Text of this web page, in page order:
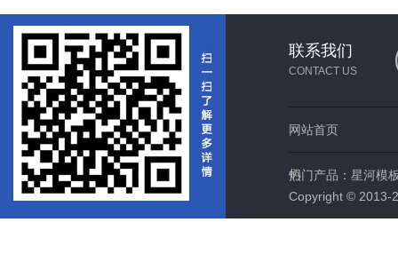
联系我们
CONTACT US
网站首页
们
热门产品： 星河模
Copyright © 2013-